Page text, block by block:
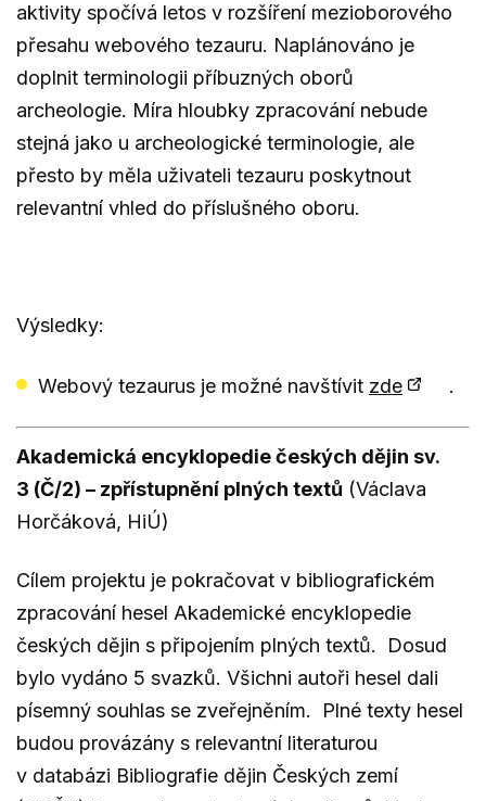
aktivity spočívá letos v rozšíření mezioborového
přesahu webového tezauru. Naplánováno je
doplnit terminologii příbuzných oborů
archeologie. Míra hloubky zpracování nebude
stejná jako u archeologické terminologie, ale
přesto by měla uživateli tezauru poskytnout
relevantní vhled do příslušného oboru.
Výsledky:
Webový tezaurus je možné navštívit zde .
Akademická encyklopedie českých dějin sv.
3 (Č/2) – zpřístupnění plných textů (Václava
Horčáková, HiÚ)
Cílem projektu je pokračovat v bibliografickém
zpracování hesel Akademické encyklopedie
českých dějin s připojením plných textů. Dosud
bylo vydáno 5 svazků. Všichni autoři hesel dali
písemný souhlas se zveřejněním. Plné texty hesel
budou provázány s relevantní literaturou
v databázi Bibliografie dějin Českých zemí